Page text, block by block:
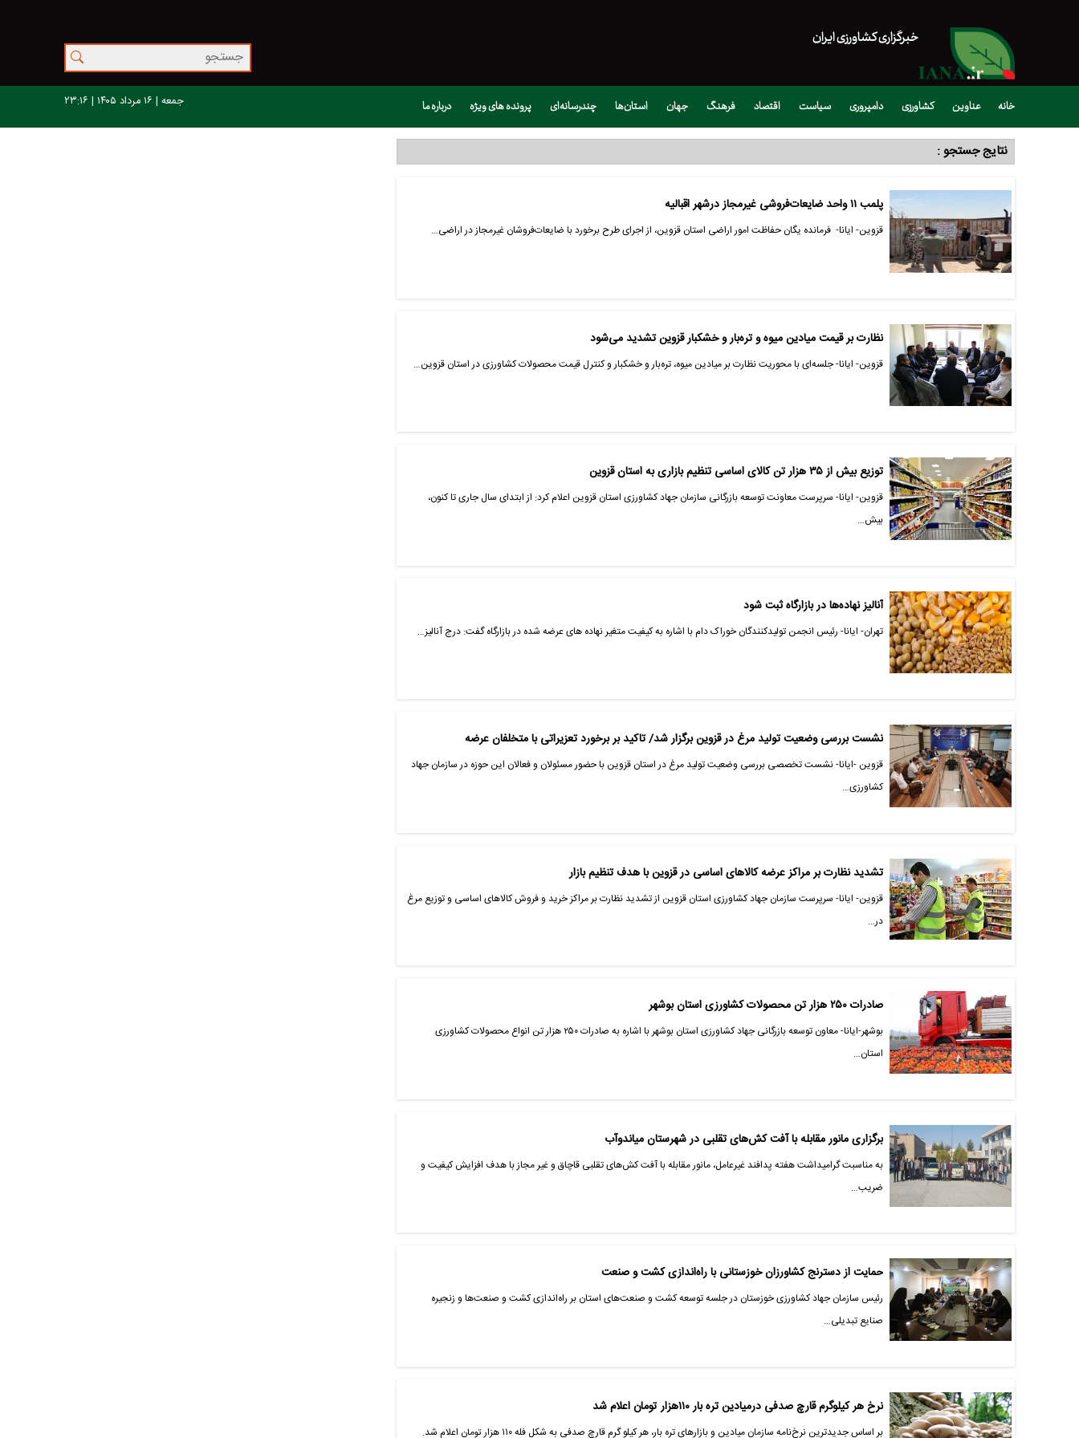
خبرگزاری کشاورزی ایران
خانه عناوین کشاورزی دامپروری سیاست اقتصاد فرهنگ جهان استان‌ها چندرسانه‌ای پرونده های ویژه درباره ما جمعه | ۱۶ مرداد ۱۴۰۵ | ۲۳:۱۶
نتایج جستجو :
پلمب ۱۱ واحد ضایعات‌فروشی غیرمجاز درشهر اقبالیه
قزوین- ایانا- فرمانده یگان حفاظت امور اراضی استان قزوین، از اجرای طرح برخورد با ضایعات‌فروشان غیرمجاز در اراضی…
نظارت بر قیمت میادین میوه و تره‌بار و خشکبار قزوین تشدید می‌شود
قزوین- ایانا- جلسه‌ای با محوریت نظارت بر میادین میوه، تره‌بار و خشکبار و کنترل قیمت محصولات کشاورزی در استان قزوین…
توزیع بیش از ۳۵ هزار تن کالای اساسی تنظیم بازاری به استان قزوین
قزوین- ایانا- سرپرست معاونت توسعه بازرگانی سازمان جهاد کشاورزی استان قزوین اعلام کرد: از ابتدای سال جاری تا کنون،
بیش…
آنالیز نهاده‌ها در بازارگاه ثبت شود
تهران- ایانا- رئیس انجمن تولیدکنندگان خوراک دام با اشاره به کیفیت متغیر نهاده های عرضه شده در بازارگاه گفت: درج آنالیز…
نشست بررسی وضعیت تولید مرغ در قزوین برگزار شد/ تاکید بر برخورد تعزیراتی با متخلفان عرضه
قزوین -ایانا- نشست تخصصی بررسی وضعیت تولید مرغ در استان قزوین با حضور مسئولان و فعالان این حوزه در سازمان جهاد
کشاورزی…
تشدید نظارت بر مراکز عرضه کالاهای اساسی در قزوین با هدف تنظیم بازار
قزوین- ایانا- سرپرست سازمان جهاد کشاورزی استان قزوین از تشدید نظارت بر مراکز خرید و فروش کالاهای اساسی و توزیع مرغ
در…
صادرات ۲۵۰ هزار تن محصولات کشاورزی استان بوشهر
بوشهر-ایانا- معاون توسعه بازرگانی جهاد کشاورزی استان بوشهر با اشاره به صادرات ۲۵۰ هزار تن انواع محصولات کشاورزی
استان…
برگزاری مانور مقابله با آفت کش‌های تقلبی در شهرستان میاندوآب
به مناسبت گرامیداشت هفته پدافند غیرعامل، مانور مقابله با آفت کش‌های تقلبی قاچاق و غیر مجاز با هدف افزایش کیفیت و
ضریب…
حمایت از دسترنج کشاورزان خوزستانی با راه‌اندازی کشت و صنعت
رئیس سازمان جهاد کشاورزی خوزستان در جلسه توسعه کشت و صنعت‌های استان بر راه‌اندازی کشت و صنعت‌ها و زنجیره
صنایع تبدیلی…
نرخ هر کیلوگرم قارچ صدفی درمیادین تره بار ۱۱۰هزار تومان اعلام شد
بر اساس جدیدترین نرخ‌نامه سازمان میادین و بازارهای تره بار، هر کیلو گرم قارچ صدفی به شکل فله ۱۱۰ هزار تومان اعلام شد.